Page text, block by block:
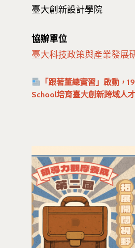
臺大創新設計學院
協辦單位
臺大科技政策與產業發展
「跟著董總實習」啟動，
School培育臺大創新跨域人才